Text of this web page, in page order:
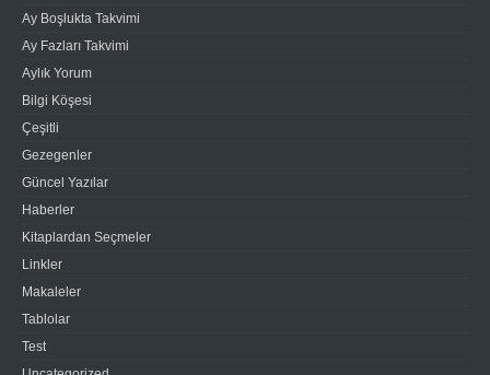
Ay Boşlukta Takvimi
Ay Fazları Takvimi
Aylık Yorum
Bilgi Köşesi
Çeşitli
Gezegenler
Güncel Yazılar
Haberler
Kitaplardan Seçmeler
Linkler
Makaleler
Tablolar
Test